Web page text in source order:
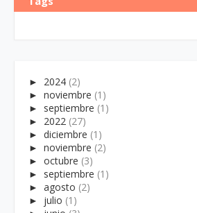
► 2024 (2)
► noviembre (1)
► septiembre (1)
► 2022 (27)
► diciembre (1)
► noviembre (2)
► octubre (3)
► septiembre (1)
► agosto (2)
► julio (1)